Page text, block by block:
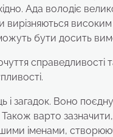
Ада володіє
бути досить
справедливості
і загадок. Воно
варто
іменами,